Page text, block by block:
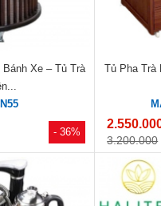
- 36%
Bánh Xe – Tủ Trà
Tủ Pha Trà
3.200.000